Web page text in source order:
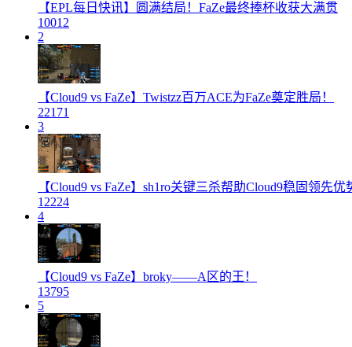
【EPL每日快讯】圆满结局！FaZe最终捧杯收获大满贯
10012
2
【Cloud9 vs FaZe】Twistzz百万ACE为FaZe奠定胜局！
22171
3
【Cloud9 vs FaZe】sh1ro关键三杀帮助Cloud9稳固领先优
12224
4
【Cloud9 vs FaZe】broky——A区的王！
13795
5